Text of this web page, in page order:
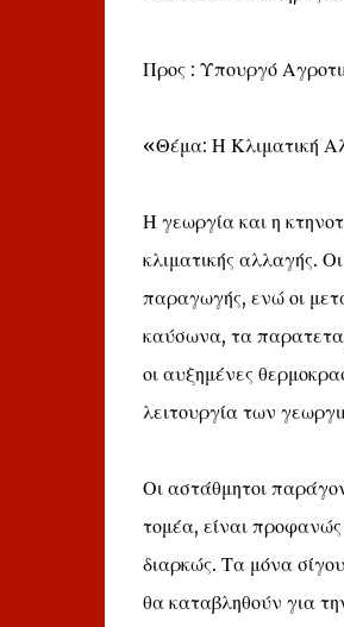
Προς : Υπουργό
«Θέμα: Η Κλιματική
Η γεωργία και η
κλιματικής αλλαγής.
παραγωγής, ενώ οι
καύσωνα, τα
οι αυξημένες
λειτουργία των
Οι αστάθμητοι
τομέα, είναι
διαρκώς. Τα μόνα
θα καταβληθούν για